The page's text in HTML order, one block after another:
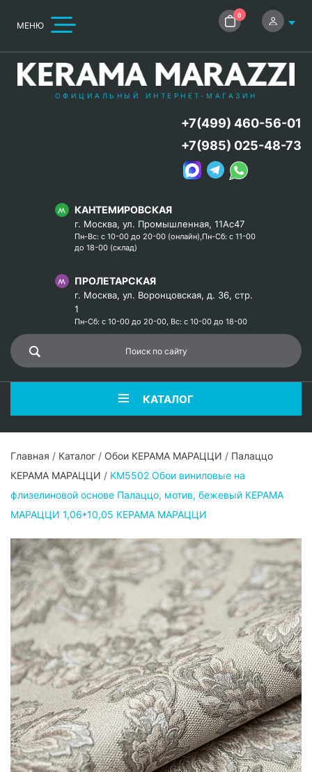
МЕНЮ
0
ОФИЦИАЛЬНЫЙ ИНТЕРНЕТ-МАГАЗИН
КАНТЕМИРОВСКАЯ
г. Москва, ул. Промышленная, 11Ас47
Пн-Вс: с 10-00 до 20-00 (онлайн),Пн-Сб: с 11-00
до 18-00 (склад)
ПРОЛЕТАРСКАЯ
г. Москва, ул. Воронцовская, д. 36, стр.
1
Пн-Сб: с 10-00 до 20-00, Вс: с 10-00 до 18-00
+7(499) 460-56-01
+7(985) 025-48-73
КАТАЛОГ
Главная / Каталог / Обои КЕРАМА МАРАЦЦИ / Палаццо
КЕРАМА МАРАЦЦИ / KM5502 Обои виниловые на
флизелиновой основе Палаццо, мотив, бежевый КЕРАМА
МАРАЦЦИ 1,06*10,05 КЕРАМА МАРАЦЦИ